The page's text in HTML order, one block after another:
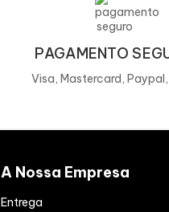
ter
do leite
PAGAMENTO
Visa, Mastercard,
A Nossa Empresa
Entrega